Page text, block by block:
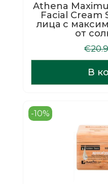
Athena
Facial Cream
лица с
от
€
В
-10%